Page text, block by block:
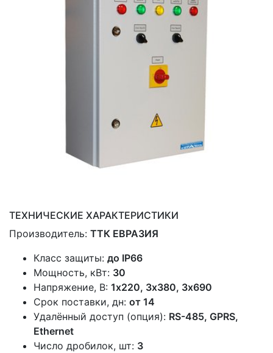
ТЕХНИЧЕСКИЕ ХАРАКТЕРИСТИКИ
Производитель: ТТК ЕВРАЗИЯ
Класс защиты: до IP66
Мощность, кВт: 30
Напряжение, В: 1x220, 3х380, 3х690
Срок поставки, дн: от 14
Удалённый доступ (опция): RS-485, GPRS,
Ethernet
Число дробилок, шт: 3